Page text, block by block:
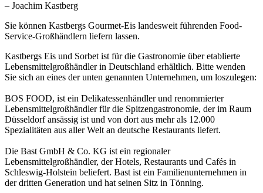
– Joachim Kastberg
Sie können Kastbergs Gourmet-Eis landesweit führenden Food-
Service-Großhändlern liefern lassen.
Kastbergs Eis und Sorbet ist für die Gastronomie über etablierte
Lebensmittelgroßhändler in Deutschland erhältlich. Bitte wenden
Sie sich an eines der unten genannten Unternehmen, um loszulegen:
BOS FOOD, ist ein Delikatessenhändler und renommierter
Lebensmittelgroßhändler für die Spitzengastronomie, der im Raum
Düsseldorf ansässig ist und von dort aus mehr als 12.000
Spezialitäten aus aller Welt an deutsche Restaurants liefert.
Die Bast GmbH & Co. KG ist ein regionaler
Lebensmittelgroßhändler, der Hotels, Restaurants und Cafés in
Schleswig-Holstein beliefert. Bast ist ein Familienunternehmen in
der dritten Generation und hat seinen Sitz in Tönning.